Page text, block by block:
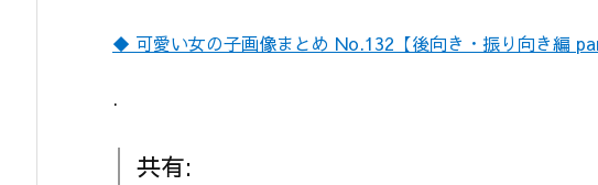
◆ 可愛い女の子画像まとめ No.132【後向き・振り向き編
.
共有: